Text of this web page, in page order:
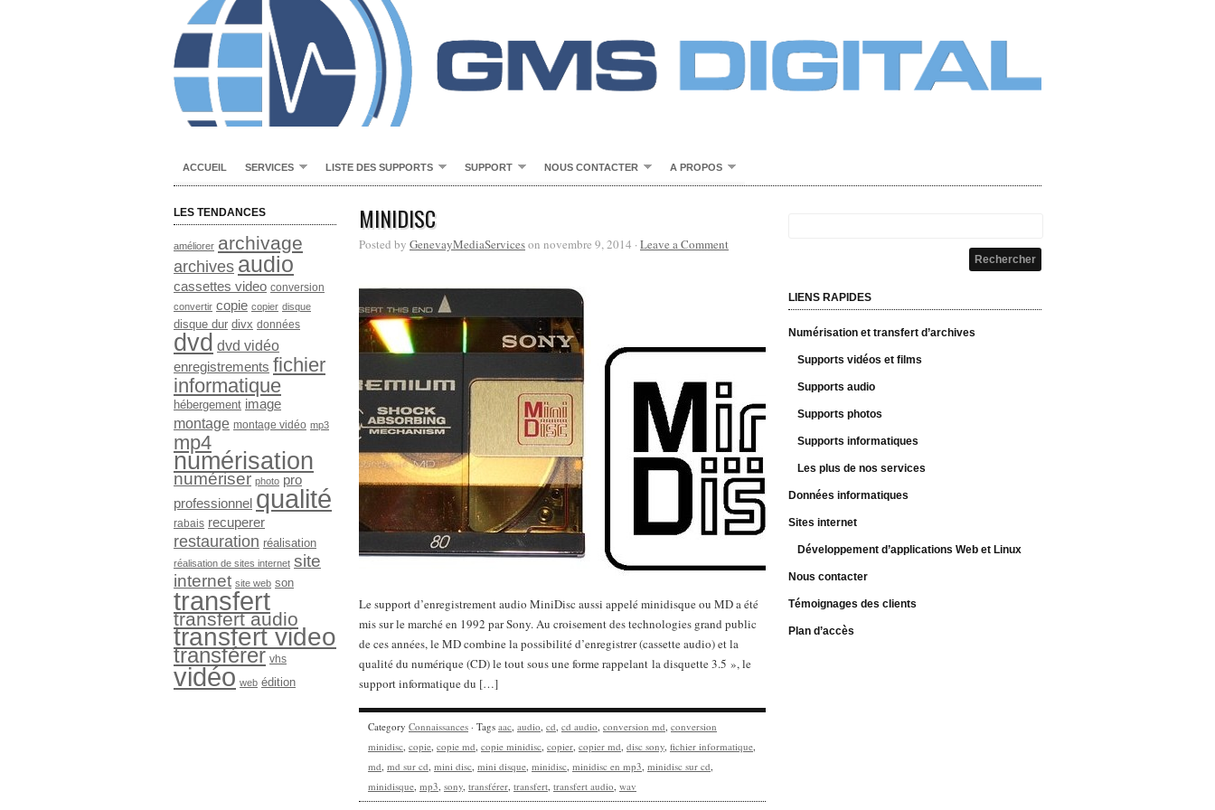
ACCUEIL SERVICES LISTE DES SUPPORTS SUPPORT NOUS CONTACTER A PROPOS
LES TENDANCES
améliorer archivage
archives audio
cassettes video conversion
convertir copie copier disque
disque dur divx données
dvd dvd vidéo
enregistrements fichier
informatique
hébergement image
montage montage vidéo mp3
mp4
numérisation
numériser photo pro
professionnel qualité
rabais recuperer
restauration réalisation
réalisation de sites internet site
internet site web son
transfert
transfert audio
transfert video
transférer vhs
vidéo web édition
MINIDISC
Posted by GenevayMediaServiceson novembre 9, 2014 · Leave a Comment
Le support d’enregistrement audio MiniDisc aussi appelé minidisque ou MD a été
mis sur le marché en 1992 par Sony. Au croisement des technologies grand public
de ces années, le MD combine la possibilité d’enregistrer (cassette audio) et la
qualité du numérique (CD) le tout sous une forme rappelant la disquette 3.5 », le
support informatique du […]
Category Connaissances · Tags aac, audio, cd, cd audio, conversion md, conversion
minidisc, copie, copie md, copie minidisc, copier, copier md, disc sony, fichier informatique,
md, md sur cd, mini disc, mini disque, minidisc, minidisc en mp3, minidisc sur cd,
minidisque, mp3, sony, transférer, transfert, transfert audio, wav
LIENS RAPIDES
Numérisation et transfert d’archives
Supports vidéos et films
Supports audio
Supports photos
Supports informatiques
Les plus de nos services
Données informatiques
Sites internet
Développement d’applications Web et Linux
Nous contacter
Témoignages des clients
Plan d’accès